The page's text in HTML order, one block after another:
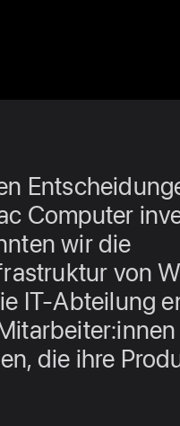
Computer
wir die
von
IT-Abteilung
die ihre